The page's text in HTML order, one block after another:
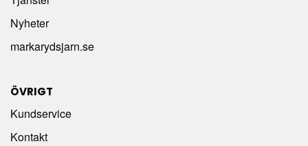
Nyheter
markarydsjarn.se
ÖVRIGT
Kundservice
Kontakt